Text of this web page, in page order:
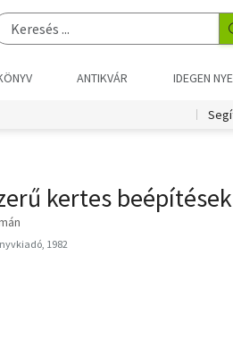
ANTIKVÁR IDEGEN
kertes beépítések
1982